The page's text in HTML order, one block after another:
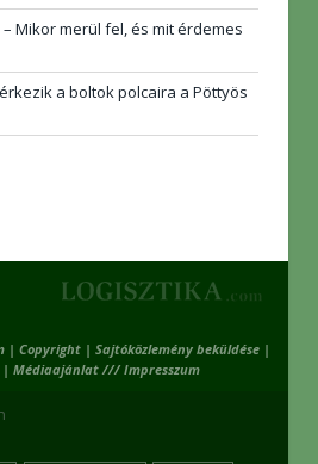
Mikor merül fel, és mit érdemes
a boltok polcaira a Pöttyös
| Copyright | Sajtóközlemény beküldése |
Médiaajánlat /// Impresszum